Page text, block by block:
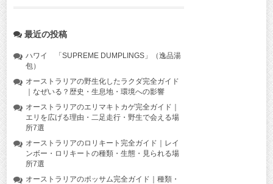
最近の投稿
ハワイ 「SUPREME DUMPLINGS」（逸品湯
包）
オーストラリアの野生化したラクダ完全ガイド
｜なぜいる？歴史・生息地・環境への影響
オーストラリアのエリマキトカゲ完全ガイド｜
エリを広げる理由・二足走行・野生で会える場
所7選
オーストラリアのロリキート完全ガイド｜レイ
ンボー・ロリキートの種類・生態・見られる場
所7選
オーストラリアのポッサム完全ガイド｜種類・